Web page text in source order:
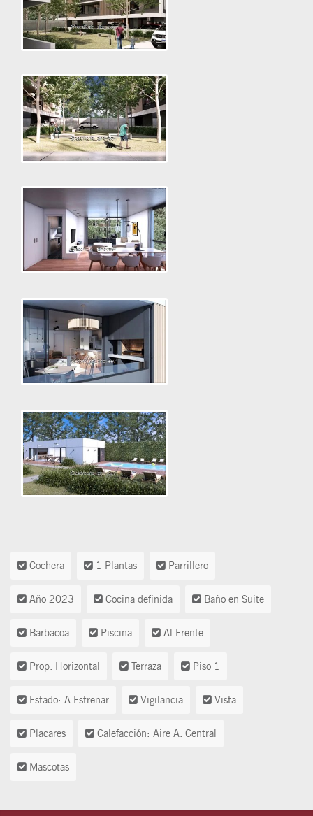
Cochera 1 Plantas Parrillero
Año 2023 Cocina definida Baño en Suite
Barbacoa Piscina Al Frente
Prop. Horizontal Terraza Piso 1
Estado: A Estrenar Vigilancia Vista
Placares Calefacción: Aire A. Central
Mascotas